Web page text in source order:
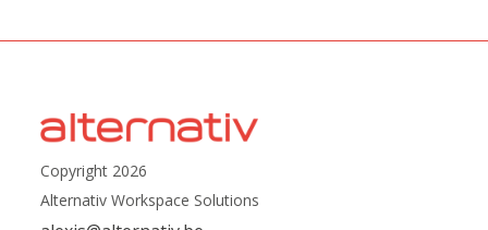
Copyright 2026
Alternativ Workspace Solutions